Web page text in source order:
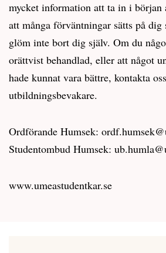
mycket information att ta in i början
att många förväntningar sätts på dig
glöm inte bort dig själv. Om du
orättvist behandlad, eller att något
hade kunnat vara bättre, kontakta
utbildningsbevakare.
Ordförande Humsek:
Studentombud Humsek:
www.umeastudentkar.se